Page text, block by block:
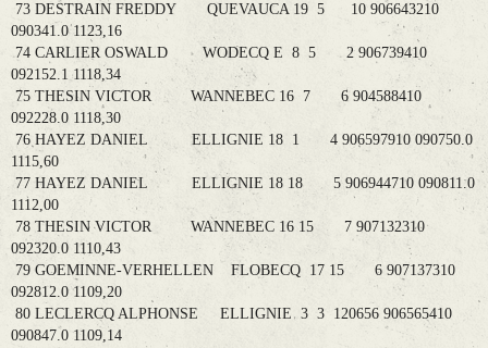
73 DESTRAIN FREDDY QUEVAUCA 19 5 10 906643210
090341.0 1123,16
74 CARLIER OSWALD WODECQ E 8 5 2 906739410
092152.1 1118,34
75 THESIN VICTOR WANNEBEC 16 7 6 904588410
092228.0 1118,30
76 HAYEZ DANIEL ELLIGNIE 18 1 4 906597910 090750.0
1115,60
77 HAYEZ DANIEL ELLIGNIE 18 18 5 906944710 090811.0
1112,00
78 THESIN VICTOR WANNEBEC 16 15 7 907132310
092320.0 1110,43
79 GOEMINNE-VERHELLEN FLOBECQ 17 15 6 907137310
092812.0 1109,20
80 LECLERCQ ALPHONSE ELLIGNIE 3 3 120656 906565410
090847.0 1109,14